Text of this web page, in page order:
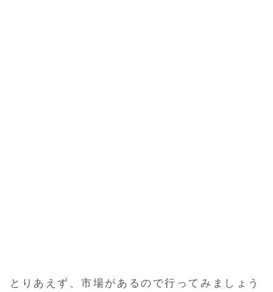
とりあえず、市場があるので行ってみましょう